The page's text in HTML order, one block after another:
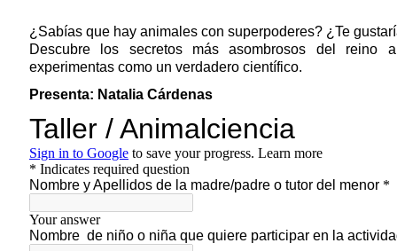
¿Sabías que hay animales con superpoderes? ¿Te
Descubre los secretos más asombrosos del reino
experimentas como un verdadero científico.
Presenta: Natalia Cárdenas